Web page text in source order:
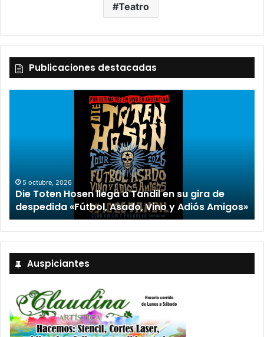
Teatro
Publicaciones destacadas
“TIRRIA” llega a Tandil con un elenco de lujo
encabezado por Capusotto, Spregelburd y
Stefani
Auspiciantes